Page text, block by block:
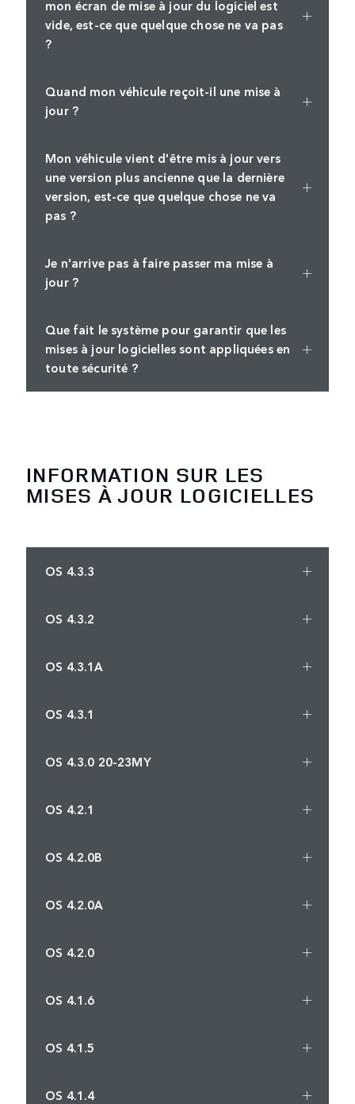
mon écran de mise à jour du logiciel est
vide, est-ce que quelque chose ne va pas
?
Quand mon véhicule reçoit-il une mise à
jour ?
Mon véhicule vient d'être mis à jour vers
une version plus ancienne que la dernière
version, est-ce que quelque chose ne va
pas ?
Je n'arrive pas à faire passer ma mise à
jour ?
Que fait le système pour garantir que les
mises à jour logicielles sont appliquées en
toute sécurité ?
INFORMATION SUR LES
MISES À JOUR LOGICIELLES
OS 4.3.3
OS 4.3.2
OS 4.3.1A
OS 4.3.1
OS 4.3.0 20-23MY
OS 4.2.1
OS 4.2.0B
OS 4.2.0A
OS 4.2.0
OS 4.1.6
OS 4.1.5
OS 4.1.4